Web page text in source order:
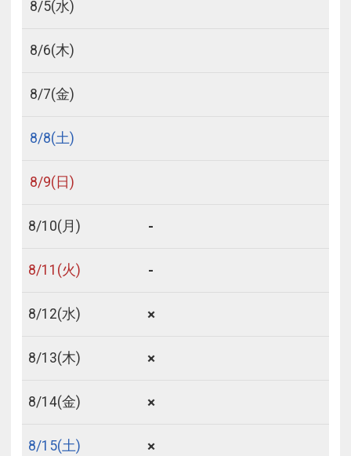
8/5(水)
8/6(木)
8/7(金)
8/8(土)
8/9(日)
8/10(月) -
8/11 (火) -
8/12(水) ×
8/13(木) ×
8/14(金) ×
8/15(土) ×